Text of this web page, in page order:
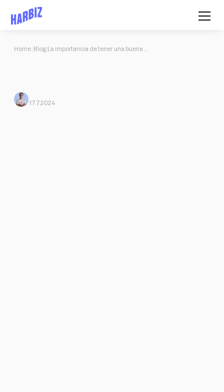
Home Blog
17.7.2024